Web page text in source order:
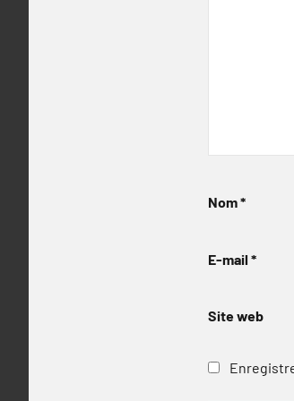
Nom*
E-mail *
Site web